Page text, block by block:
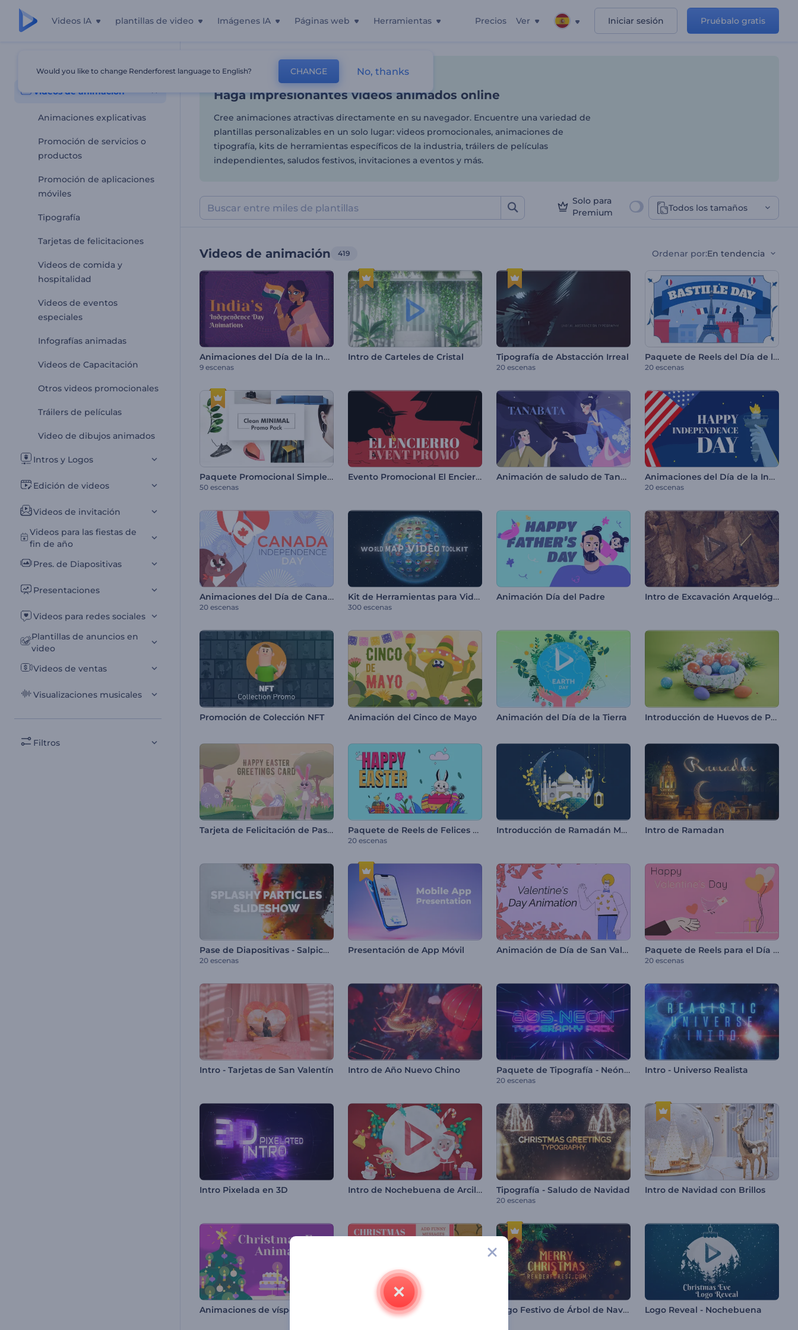
Videos IA plantillas de video Imágenes IA Páginas web Herramientas Precios Ver Iniciar sesión Pruébalo gratis
Todas las plantillas
Videos de animación
Animaciones explicativas
Promoción de servicios o
productos
Promoción de aplicaciones
móviles
Tipografía
Tarjetas de felicitaciones
Videos de comida y
hospitalidad
Videos de eventos
especiales
Infografías animadas
Videos de Capacitación
Otros videos promocionales
Tráilers de películas
Video de dibujos animados
Intros y Logos
Edición de videos
Videos de invitación
Videos para las fiestas de
fin de año
Pres. de Diapositivas
Presentaciones
Videos para redes sociales
Plantillas de anuncios en
video
Videos de ventas
Visualizaciones musicales
Filtros
Haga impresionantes videos animados online
Inicio Plantillas Videos De Animación
Haga impresionantes videos animados online
Cree animaciones atractivas directamente en su navegador. Encuentre una variedad de
plantillas personalizables en un solo lugar: videos promocionales, animaciones de
tipografía, kits de herramientas específicos de la industria, tráilers de películas
independientes, saludos festivos, invitaciones a eventos y más.
Solo para
Premium
Todos los tamaños
Videos de animación 419 Ordenar por:En tendencia
Animaciones del Día de la Independencia de la India
9 escenas
Intro de Carteles de Cristal Tipografía de Abstacción Irreal
20 escenas
Paquete de Reels del Día de la Bastilla
20 escenas
Paquete Promocional Simple y Minimalista
50 escenas
Evento Promocional El Encierro Animación de saludo de Tanabata Animaciones del Día de la Independencia de EE. UU.
20 escenas
Animaciones del Día de Canadá
20 escenas
Kit de Herramientas para Video de Mapa Mundial
300 escenas
Animación Día del Padre Intro de Excavación Arquelógica
Promoción de Colección NFT Animación del Cinco de Mayo Animación del Día de la Tierra Introducción de Huevos de Pascua
Tarjeta de Felicitación de Pascua Paquete de Reels de Felices Pascuas
20 escenas
Introducción de Ramadán Mubarak Intro de Ramadan
Pase de Diapositivas - Salpicadura de Partículas
20 escenas
Presentación de App Móvil Animación de Día de San Valentín Paquete de Reels para el Día de San Valentín
20 escenas
Intro - Tarjetas de San Valentín Intro de Año Nuevo Chino Paquete de Tipografía - Neón de los 80
20 escenas
Intro - Universo Realista
Intro Pixelada en 3D Intro de Nochebuena de Arcilla Tipografía - Saludo de Navidad
20 escenas
Intro de Navidad con Brillos
Logo Festivo de Árbol de Navidad Logo Reveal - Nochebuena
Would you like to change Renderforest language to English? CHANGE No, thanks